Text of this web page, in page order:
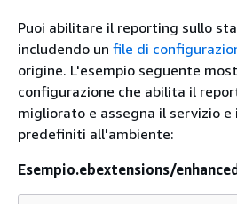
Puoi abilitare il reporting sullo
includendo un file di
origine. L'esempio seguente
configurazione che abilita il
migliorato e assegna il servizio
predefiniti all'ambiente:
Esempio.ebextensions/